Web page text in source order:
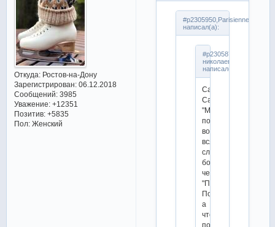
Откуда:Ростов-на-Дону
Зарегистрирован: 06.12.2018
Сообщений:3985
Уважение: +12351
Позитив: +5835
Пол:Женский
#p2305950,Parisienne
написал(а):
#p2305874,алла
николаевна
написал(а):
Саше
Самарину
"Матрица"
подойдет
во
всяком
случае
больше,
чем
"Полюшко-
Поле",
а
что
получится,